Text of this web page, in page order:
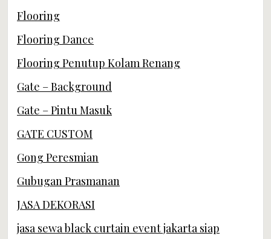
Flooring
Flooring Dance
Flooring Penutup Kolam Renang
Gate – Background
Gate – Pintu Masuk
GATE CUSTOM
Gong Peresmian
Gubugan Prasmanan
JASA DEKORASI
jasa sewa black curtain event jakarta siap